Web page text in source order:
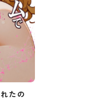
たの